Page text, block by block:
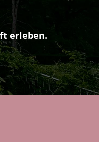
erleben.